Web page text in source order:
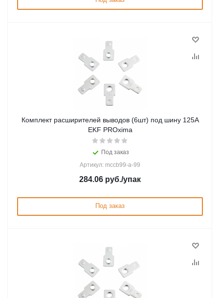
Комплект расширителей выводов (6шт) под шину 125А
EKF PROxima
Под заказ
Артикул: mccb99-a-99
284.06 руб./упак
Под заказ